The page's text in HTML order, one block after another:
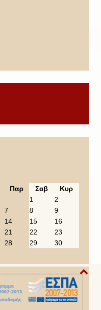
Παρ Σαβ
Κυρ
1
2
7 8
9
14 15
16
21 22
23
28 29
30